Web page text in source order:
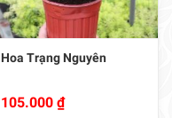
Hoa Trạng Nguyên
105.000 ₫